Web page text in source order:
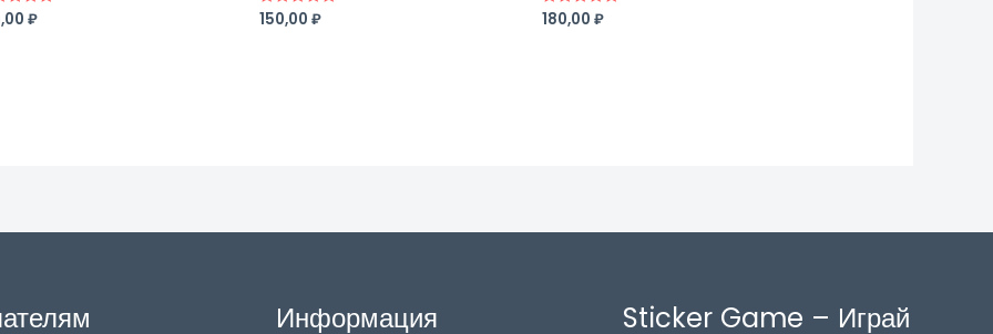
₽
Оценка
0
150,00 ₽
Оценка
0
180,00 ₽
Информация Sticker Game – Играй